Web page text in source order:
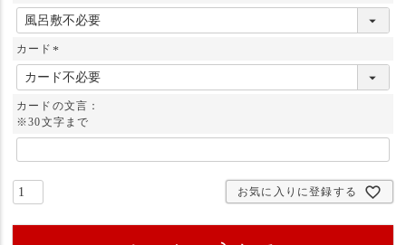
(
必
須
カード
(
必
須
)
カードの文言：
※30文字まで
お気に入りに登録する